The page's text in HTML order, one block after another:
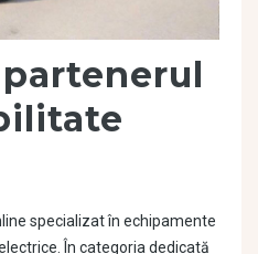
specializat în echipamente
În categoria dedicată